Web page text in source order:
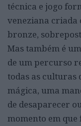
técnica e jogo
veneziana criada
bronze,
Mas também é
de um percurso
todas as culturas
mágica, uma
de desaparecer
momento em que